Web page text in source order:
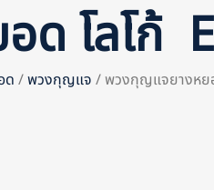
โลโก้
ด /พวงกุญแจ / พวงกุญแจยางหย